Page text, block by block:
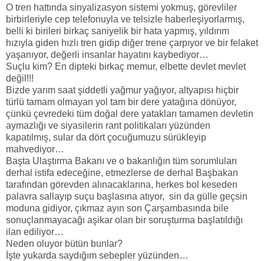
O tren hattında sinyalizasyon sistemi yokmuş, görevliler
birbirleriyle cep telefonuyla ve telsizle haberleşiyorlarmış,
belli ki birileri birkaç saniyelik bir hata yapmış, yıldırım
hızıyla giden hızlı tren gidip diğer trene çarpıyor ve bir felaket
yaşanıyor, değerli insanlar hayatını kaybediyor…
Suçlu kim? En dipteki birkaç memur, elbette devlet mevlet
değil!!!
Bizde yarım saat şiddetli yağmur yağıyor, altyapısı hiçbir
türlü tamam olmayan yol tam bir dere yatağına dönüyor,
çünkü çevredeki tüm doğal dere yatakları tamamen devletin
aymazlığı ve siyasilerin rant politikaları yüzünden
kapatılmış, sular da dört çocuğumuzu sürükleyip
mahvediyor…
Başta Ulaştırma Bakanı ve o bakanlığın tüm sorumluları
derhal istifa edeceğine, etmezlerse de derhal Başbakan
tarafından görevden alınacaklarına, herkes bol keseden
palavra sallayıp suçu başlasına atıyor, sin da gülle geçsin
moduna gidiyor, çıkmaz ayın son Çarşambasında bile
sonuçlanmayacağı aşikar olan bir soruşturma başlatıldığı
ilan ediliyor…
Neden oluyor bütün bunlar?
İşte yukarda saydığım sebepler yüzünden…